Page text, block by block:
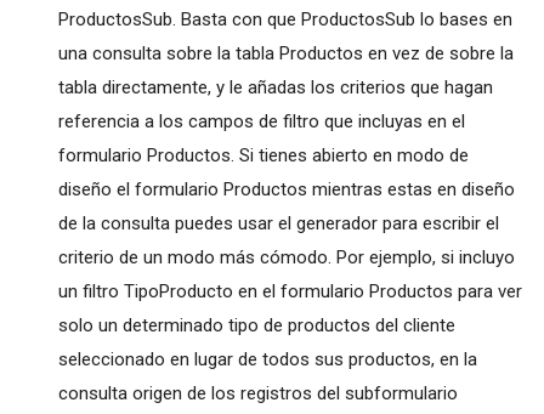
ProductosSub. Basta con que ProductosSub lo bases en
una consulta sobre la tabla Productos en vez de sobre la
tabla directamente, y le añadas los criterios que hagan
referencia a los campos de filtro que incluyas en el
formulario Productos. Si tienes abierto en modo de
diseño el formulario Productos mientras estas en diseño
de la consulta puedes usar el generador para escribir el
criterio de un modo más cómodo. Por ejemplo, si incluyo
un filtro TipoProducto en el formulario Productos para ver
solo un determinado tipo de productos del cliente
seleccionado en lugar de todos sus productos, en la
consulta origen de los registros del subformulario